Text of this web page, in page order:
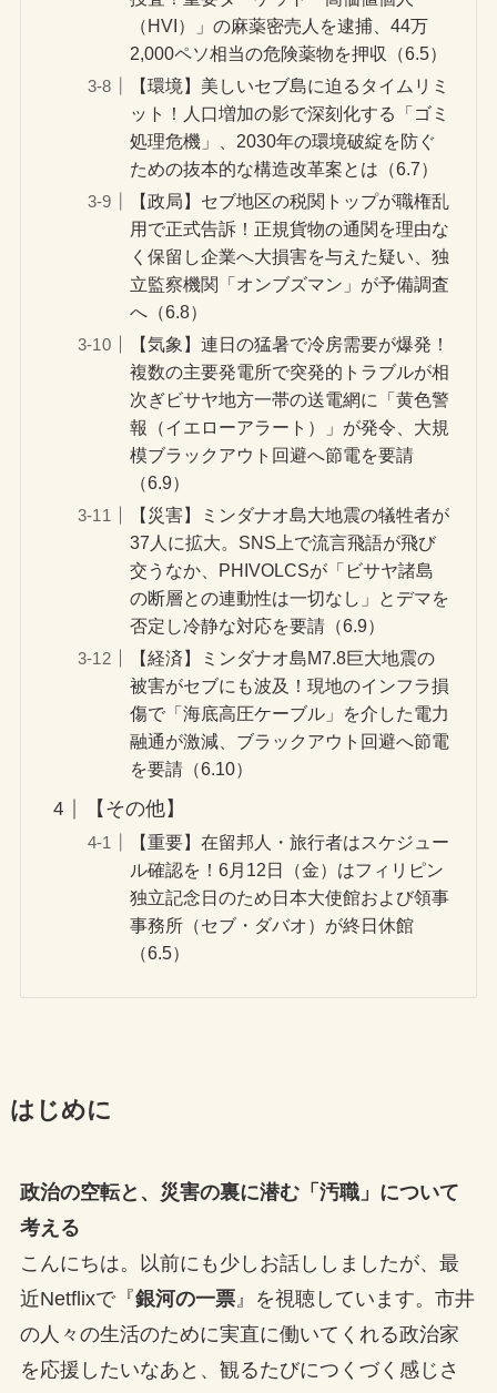
（HVI）」の麻薬密売人を逮捕、44万
2,000ペソ相当の危険薬物を押収（6.5）
【環境】美しいセブ島に迫るタイムリミ
ット！人口増加の影で深刻化する「ゴミ
処理危機」、2030年の環境破綻を防ぐ
ための抜本的な構造改革案とは（6.7）
【政局】セブ地区の税関トップが職権乱
用で正式告訴！正規貨物の通関を理由な
く保留し企業へ大損害を与えた疑い、独
立監察機関「オンブズマン」が予備調査
へ（6.8）
【気象】連日の猛暑で冷房需要が爆発！
複数の主要発電所で突発的トラブルが相
次ぎビサヤ地方一帯の送電網に「黄色警
報（イエローアラート）」が発令、大規
模ブラックアウト回避へ節電を要請
（6.9）
【災害】ミンダナオ島大地震の犠牲者が
37人に拡大。SNS上で流言飛語が飛び
交うなか、PHIVOLCSが「ビサヤ諸島
の断層との連動性は一切なし」とデマを
否定し冷静な対応を要請（6.9）
【経済】ミンダナオ島M7.8巨大地震の
被害がセブにも波及！現地のインフラ損
傷で「海底高圧ケーブル」を介した電力
融通が激減、ブラックアウト回避へ節電
を要請（6.10）
【その他】
【重要】在留邦人・旅行者はスケジュー
ル確認を！6月12日（金）はフィリピン
独立記念日のため日本大使館および領事
事務所（セブ・ダバオ）が終日休館
（6.5）
はじめに
政治の空転と、災害の裏に潜む「汚職」について
考える
こんにちは。以前にも少しお話ししましたが、最
近Netflixで『銀河の一票』を視聴しています。市井
の人々の生活のために実直に働いてくれる政治家
を応援したいなあと、観るたびにつくづく感じさ